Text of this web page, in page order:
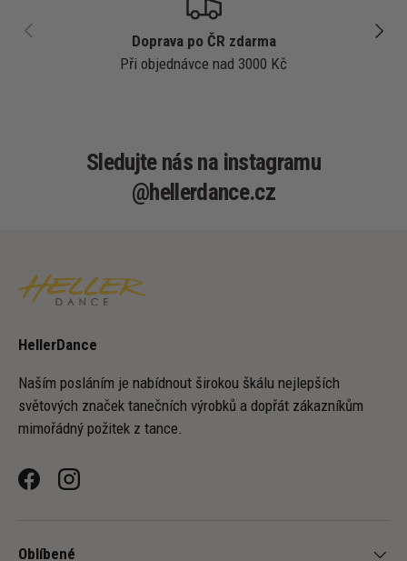
PŘEDCHOZÍ DALŠÍ
Doprava po ČR zdarma
Při objednávce nad 3000 Kč
Sledujte nás na instagramu
@hellerdance.cz
HellerDance
Naším posláním je nabídnout širokou škálu nejlepších
světových značek tanečních výrobků a dopřát zákazníkům
mimořádný požitek z tance.
FacebookInstagram
Oblíbené